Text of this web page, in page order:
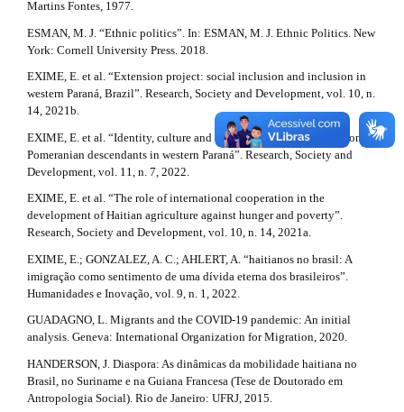
Martins Fontes, 1977.
ESMAN, M. J. “Ethnic politics”. In: ESMAN, M. J. Ethnic Politics. New
York: Cornell University Press. 2018.
EXIME, E. et al. “Extension project: social inclusion and inclusion in
western Paraná, Brazil”. Research, Society and Development, vol. 10, n.
14, 2021b.
EXIME, E. et al. “Identity, culture and environmental practices among
Pomeranian descendants in western Paraná”. Research, Society and
Development, vol. 11, n. 7, 2022.
EXIME, E. et al. “The role of international cooperation in the
development of Haitian agriculture against hunger and poverty”.
Research, Society and Development, vol. 10, n. 14, 2021a.
EXIME, E.; GONZALEZ, A. C.; AHLERT, A. “haitianos no brasil: A
imigração como sentimento de uma dívida eterna dos brasileiros”.
Humanidades e Inovação, vol. 9, n. 1, 2022.
GUADAGNO, L. Migrants and the COVID-19 pandemic: An initial
analysis. Geneva: International Organization for Migration, 2020.
HANDERSON, J. Diaspora: As dinâmicas da mobilidade haitiana no
Brasil, no Suriname e na Guiana Francesa (Tese de Doutorado em
Antropologia Social). Rio de Janeiro: UFRJ, 2015.